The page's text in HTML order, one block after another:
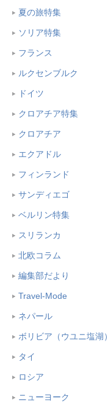
夏の旅特集
ソリア特集
フランス
ルクセンブルク
ドイツ
クロアチア特集
クロアチア
エクアドル
フィンランド
サンディエゴ
ベルリン特集
スリランカ
北欧コラム
編集部だより
Travel-Mode
ネパール
ボリビア（ウユニ塩湖）
タイ
ロシア
ニューヨーク